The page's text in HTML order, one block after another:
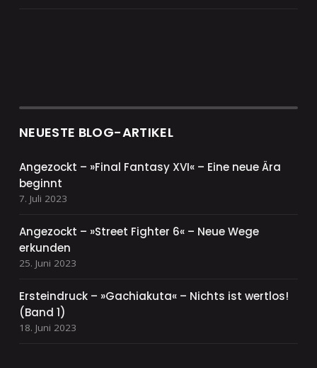
NEUESTE BLOG-ARTIKEL
Angezockt – »Final Fantasy XVI« – Eine neue Ära
beginnt
7. Juli 2023
Angezockt – »Street Fighter 6« – Neue Wege
erkunden
25. Juni 2023
Ersteindruck – »Gachiakuta« – Nichts ist wertlos!
(Band 1)
18. Juni 2023